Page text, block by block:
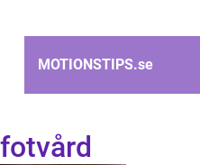
MOTIONSTIPS.se
fotvård